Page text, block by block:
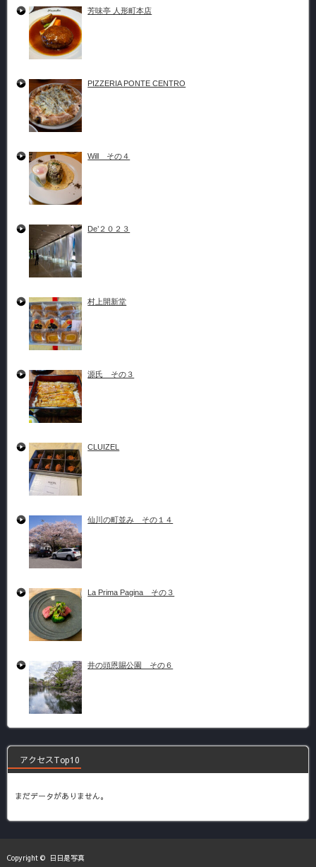
芳味亭 人形町本店
PIZZERIA PONTE CENTRO
Will その４
De’２０２３
村上開新堂
源氏 その３
CLUIZEL
仙川の町並み その１４
La Prima Pagina その３
井の頭恩賜公園 その６
アクセスTop10
まだデータがありません。
Copyright © 日日是写真